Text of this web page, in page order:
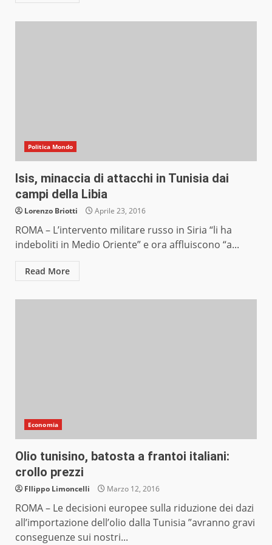
Politica Mondo
Isis, minaccia di attacchi in Tunisia dai
campi della Libia
Lorenzo Briotti Aprile 23, 2016
ROMA – L’intervento militare russo in Siria “li ha
indeboliti in Medio Oriente” e ora affluiscono “a...
Read More
Economia
Olio tunisino, batosta a frantoi italiani:
crollo prezzi
FIlippo Limoncelli Marzo 12, 2016
ROMA – Le decisioni europee sulla riduzione dei dazi
all’importazione dell’olio dalla Tunisia ”avranno gravi
conseguenze sui nostri...